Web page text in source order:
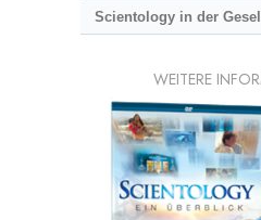
Scientology in der
WEITERE